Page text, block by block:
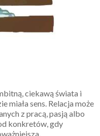
ciekawą świata i
miała sens. Relacja może
z pracą, pasją albo
konkretów, gdy